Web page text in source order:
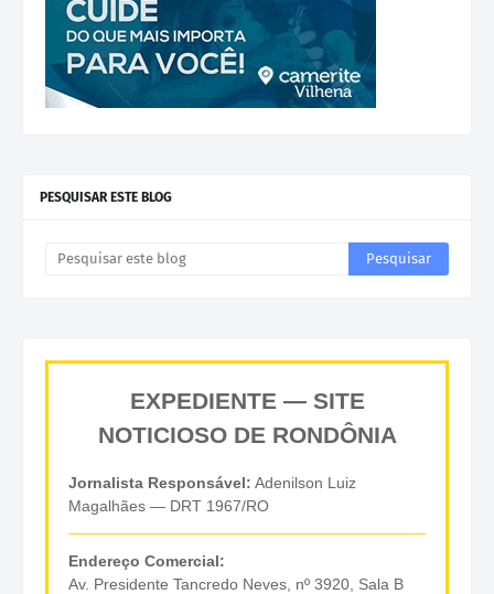
PESQUISAR ESTE BLOG
EXPEDIENTE — SITE
NOTICIOSO DE RONDÔNIA
Jornalista Responsável: Adenilson Luiz
Magalhães — DRT 1967/RO
Endereço Comercial:
Av. Presidente Tancredo Neves, nº 3920, Sala B